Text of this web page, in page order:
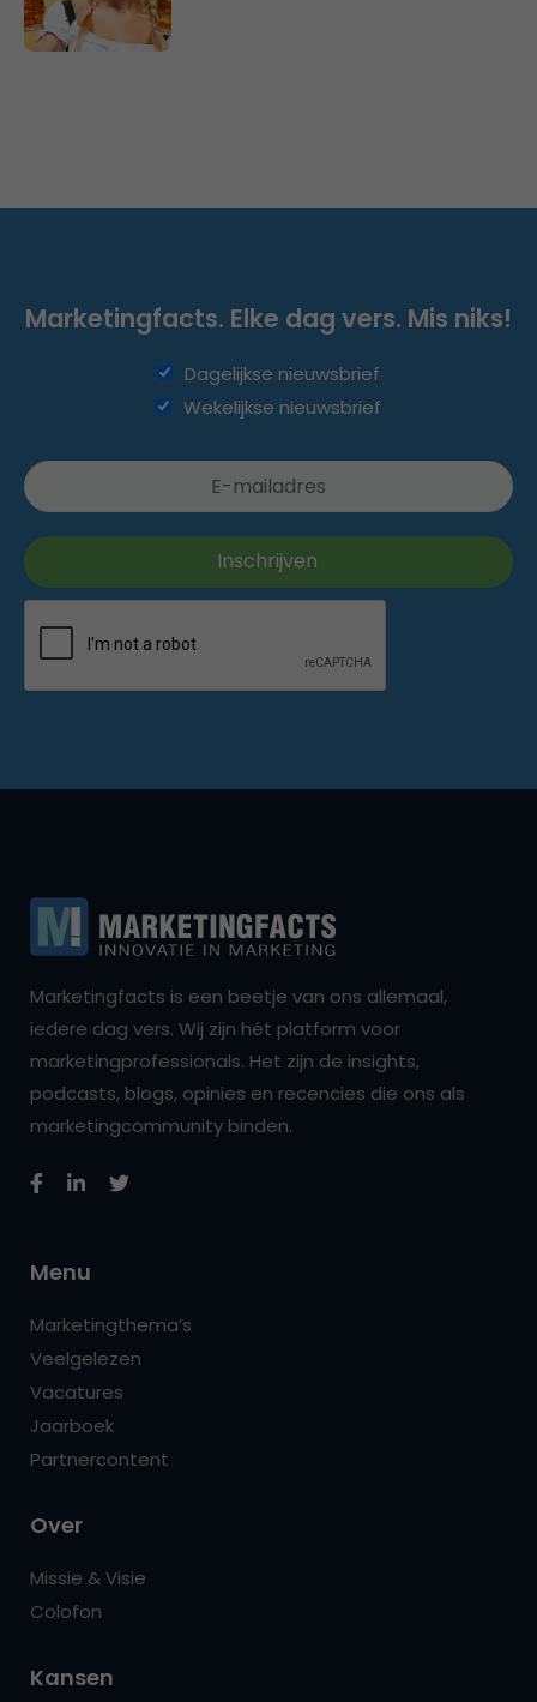
Marketingfacts. Elke dag vers. Mis niks!
Dagelijkse nieuwsbrief
Wekelijkse nieuwsbrief
Marketingfacts is een beetje van ons allemaal,
iedere dag vers. Wij zijn hét platform voor
marketingprofessionals. Het zijn de insights,
podcasts, blogs, opinies en recencies die ons als
marketingcommunity binden.
Menu
Marketingthema’s
Veelgelezen
Vacatures
Jaarboek
Partnercontent
Over
Missie & Visie
Colofon
Kansen